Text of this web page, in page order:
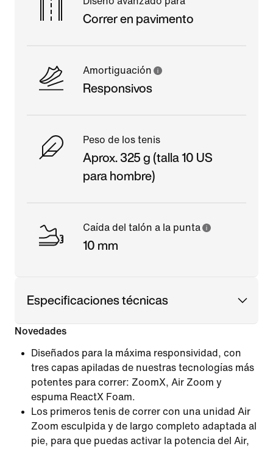
Correr en pavimento
Amortiguación
Responsivos
Peso de los tenis
Aprox. 325 g (talla 10 US
para hombre)
Caída del talón a la punta
10 mm
Especificaciones técnicas
Novedades
Diseñados para la máxima responsividad, con
tres capas apiladas de nuestras tecnologías más
potentes para correr: ZoomX, Air Zoom y
espuma ReactX Foam.
Los primeros tenis de correr con una unidad Air
Zoom esculpida y de largo completo adaptada al
pie, para que puedas activar la potencia del Air,